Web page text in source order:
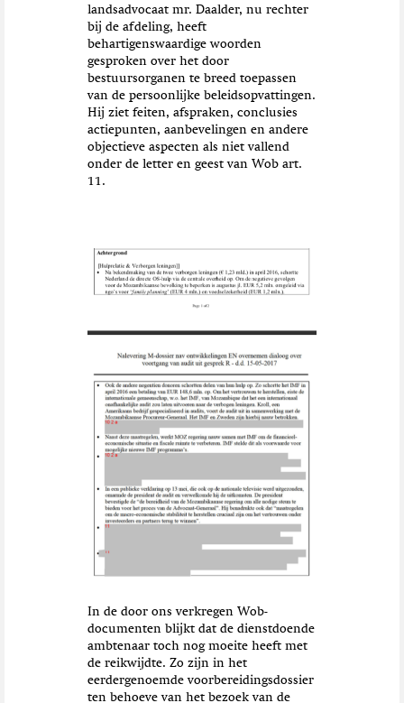
landsadvocaat mr. Daalder, nu rechter
bij de afdeling, heeft
behartigenswaardige woorden
gesproken over het door
bestuursorganen te breed toepassen
van de persoonlijke beleidsopvattingen.
Hij ziet feiten, afspraken, conclusies
actiepunten, aanbevelingen en andere
objectieve aspecten als niet vallend
onder de letter en geest van Wob art.
11.
In de door ons verkregen Wob-
documenten blijkt dat de dienstdoende
ambtenaar toch nog moeite heeft met
de reikwijdte. Zo zijn in het
eerdergenoemde voorbereidingsdossier
ten behoeve van het bezoek van de